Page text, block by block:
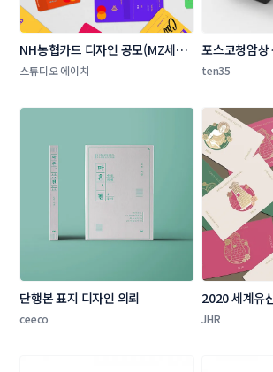
NH농협카드 디자인 공모(MZ세대
타겟 상품 카드 플레이트 디자인)
스튜디오 에이치 ten35
단행본 표지 디자인 의뢰
ceeco
2020 세계유
JHR